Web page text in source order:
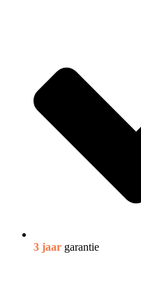
3 jaar garantie